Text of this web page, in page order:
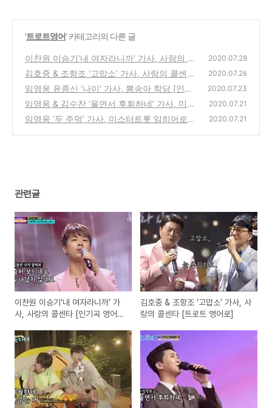
'트로트영어' 카테고리의 다른 글
이찬원 이승기‘내 여자라니까’ 가사, 사랑의 콜
센타 [인기곡 영어로]
(0)
2020.07.28
김호중 & 조항조 ‘고맙소’ 가사, 사랑의 콜센타
[트로트 영어로]
(0)
2020.07.26
임영웅 윤종신 ‘나이’ 가사, 뽕숭아 학당 [인기
곡 영어로]
(0)
2020.07.23
임영웅 & 김수찬 ‘울면서 후회하네’ 가사, 미스
터트롯 환상의 하모니 [트로트 영어로]
(0)
2020.07.21
임영웅 ‘두 주먹’ 가사, 미스터트롯 임히어로
2020.07.21
관련글
이찬원 이승기‘내 여자라니까’ 가
사, 사랑의 콜센타 [인기곡 영어
김호중 & 조항조 ‘고맙소’ 가사, 사
랑의 콜센타 [트로트 영어로]